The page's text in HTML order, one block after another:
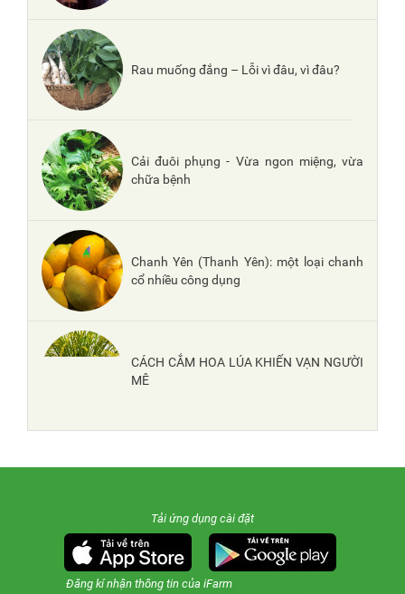
Rau muống đắng – Lỗi vì đâu, vì đâu?
Cải đuôi phụng - Vừa ngon miệng, vừa
chữa bệnh
Chanh Yên (Thanh Yên): một loại chanh
cổ nhiều công dụng
CÁCH CẮM HOA LÚA KHIẾN VẠN NGƯỜI
MÊ
Tải ứng dụng cài đặt
Đăng kí nhận thông tin của iFarm